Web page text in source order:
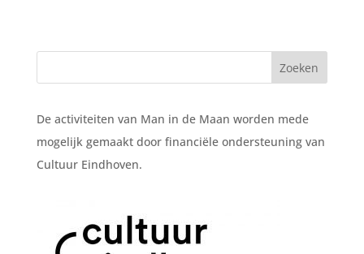
De activiteiten van Man in de Maan worden mede
mogelijk gemaakt door financiële ondersteuning van
Cultuur Eindhoven.